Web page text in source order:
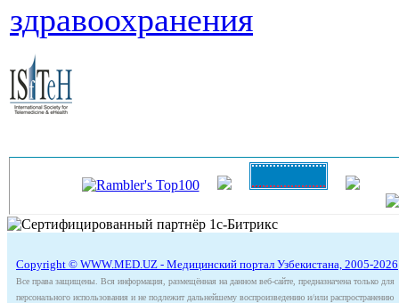
здравоохранения
Copyright © WWW.MED.UZ - Медицинский портал Узбекистана, 2005-2026
Все права защищены. Вся информация, размещённая на данном веб-сайте, предназначена только для
персонального использования и не подлежит дальнейшему воспроизведению и/или распространению